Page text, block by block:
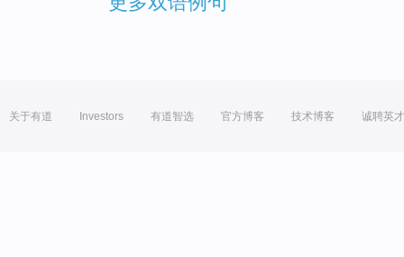
关于有道 Investors 有道智选 官方博客 技术博客 诚聘英才